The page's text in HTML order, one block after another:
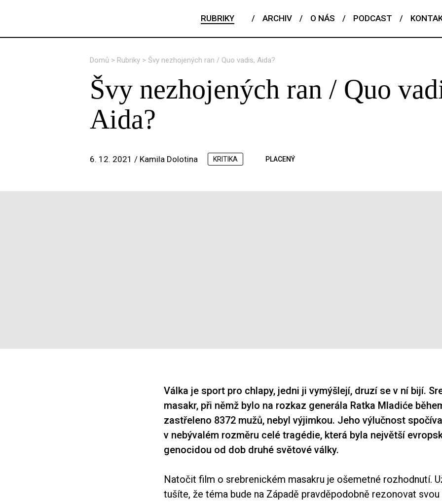
RUBRIKY / ARCHIV / O NÁS / PODCAST /
Domů > Rubriky > Švy nezhojených ran / Quo vadis, Aida?
Švy nezhojených ran / Quo
Aida?
6. 12. 2021 / Kamila Dolotina KRITIKA PLACENÝ
Válka je sport pro chlapy, jedni ji vymýšlejí, druzí se v ní bijí.
masakr, při němž bylo na rozkaz generála Ratka Mladiće
zastřeleno 8372 mužů, nebyl výjimkou. Jeho výlučnost
v nebývalém rozměru celé tragédie, která byla největší
genocidou od dob druhé světové války.
Natočit film o srebrenickém masakru je ošemetné rozhodnutí.
tušíte, že téma bude na Západě pravděpodobně rezonovat